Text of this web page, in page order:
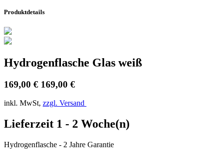
Produktdetails
Hydrogenflasche Glas weiß
169,00 € 169,00 €
inkl. MwSt, zzgl. Versand
Lieferzeit 1 - 2 Woche(n)
Hydrogenflasche - 2 Jahre Garantie